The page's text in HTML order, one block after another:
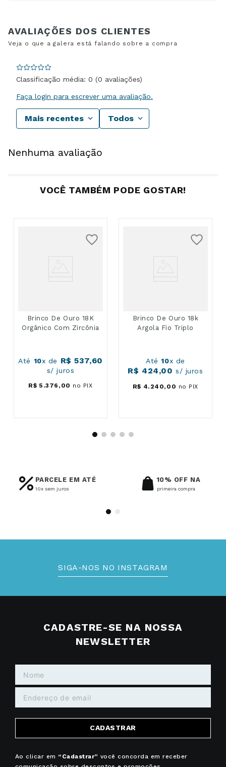
Classificação média: 0 (0 avaliações)
Faça login para escrever uma avaliação.
Mais recentes Todos
Nenhuma avaliação
VOCÊ TAMBÉM PODE GOSTAR!
Brinco De Ouro 18K
Orgânico Com Zircônia
Até 10x de R$ 537,60
s/ juros
R$ 5 .376 , 00 no PIX
Brinco De Ouro 18k
Argola Fio Triplo
Até10x de
R$ 424,00 s/ juros
R$ 4. 240, 00 no PIX
PARCELE EM ATÉ
10x sem juros
10% OFF NA
primeira compra
SIGA-NOS NO INSTAGRAM
CADASTRE-SE NA NOSSA
NEWSLETTER
CADASTRAR
Ao clicar em “Cadastrar” você concorda em receber